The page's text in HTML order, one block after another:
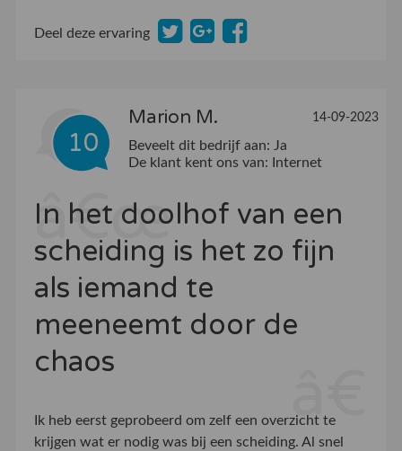
Deel deze ervaring
10
Marion M. 14-09-2023
Beveelt dit bedrijf aan: Ja
De klant kent ons van:
Internet
In het doolhof van een
scheiding is het zo fijn
als iemand te
meeneemt door de
chaos
Ik heb eerst geprobeerd om zelf een overzicht te
krijgen wat er nodig was bij een scheiding. Al snel